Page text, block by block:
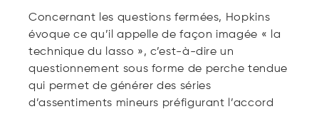
Concernant les questions fermées, Hopkins
évoque ce qu’il appelle de façon imagée « la
technique du lasso », c’est-à-dire un
questionnement sous forme de perche tendue
qui permet de générer des séries
d’assentiments mineurs préfigurant l’accord